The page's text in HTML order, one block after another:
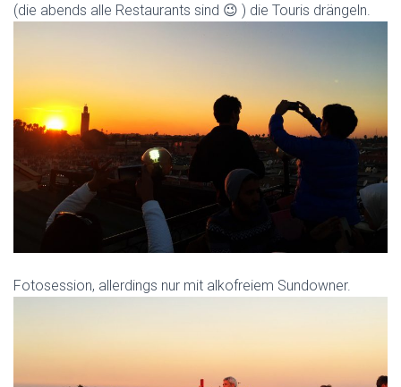
(die abends alle Restaurants sind 😉 ) die Touris drängeln.
Fotosession, allerdings nur mit alkofreiem Sundowner.